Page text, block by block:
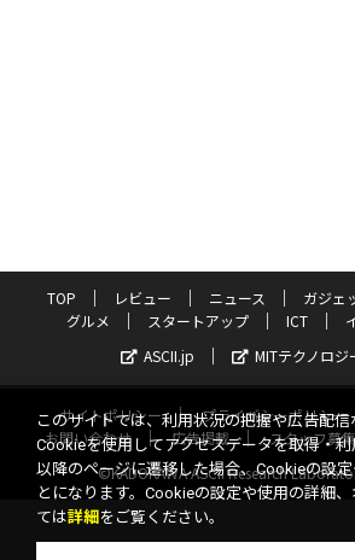
TOP レビュー ニュース ガジェ
グルメ
スタートアップ ICT
ASCII.jp
MITテクノロジ
サイトポリシー プライバシーポリシー
お問い合わせ
広告掲載 スタッフ募集
©KADOKAWA ASCII Research
このサイトでは、利用状況の把握や広告配信
Cookieを使用してアクセスデータを取得・
以降のページに遷移した場合、Cookieの設
とになります。Cookieの設定や使用の詳細
ては詳細 をご覧ください。